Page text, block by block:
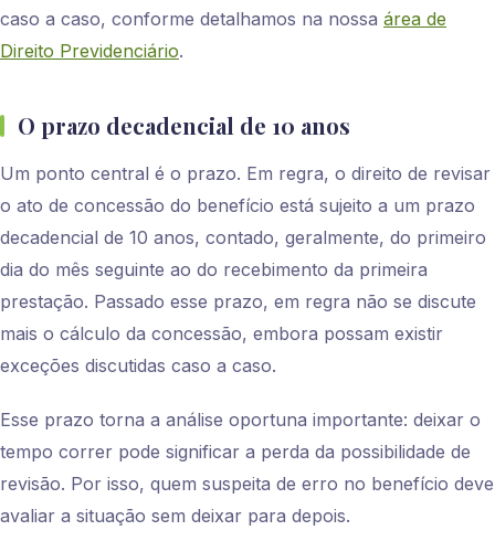
caso a caso, conforme detalhamos na nossa área de
Direito Previdenciário.
O prazo decadencial de 10 anos
Um ponto central é o prazo. Em regra, o direito de revisar
o ato de concessão do benefício está sujeito a um prazo
decadencial de 10 anos, contado, geralmente, do primeiro
dia do mês seguinte ao do recebimento da primeira
prestação. Passado esse prazo, em regra não se discute
mais o cálculo da concessão, embora possam existir
exceções discutidas caso a caso.
Esse prazo torna a análise oportuna importante: deixar o
tempo correr pode significar a perda da possibilidade de
revisão. Por isso, quem suspeita de erro no benefício deve
avaliar a situação sem deixar para depois.